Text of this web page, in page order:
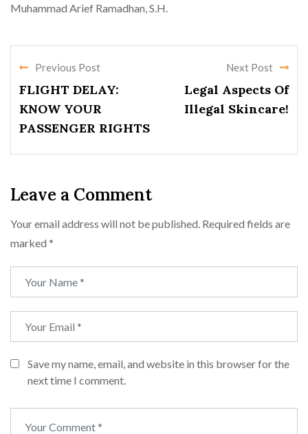
Muhammad Arief Ramadhan, S.H.
Previous Post
FLIGHT DELAY:
KNOW YOUR
PASSENGER RIGHTS
Next Post
Legal Aspects Of
Illegal Skincare!
Leave a Comment
Your email address will not be published. Required fields are
marked *
Save my name, email, and website in this browser for the
next time I comment.